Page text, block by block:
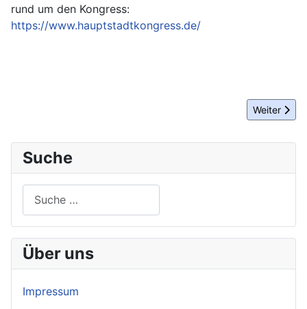
rund um den Kongress:
https://www.hauptstadtkongress.de/
Nächster
Weiter
Suche
Über uns
Impressum